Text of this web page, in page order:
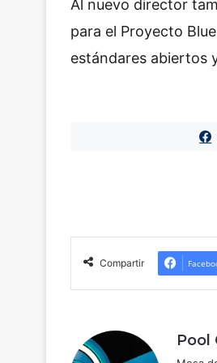
Al nuevo director
para el Proyecto
estándares abiertos
Compartir
Pool